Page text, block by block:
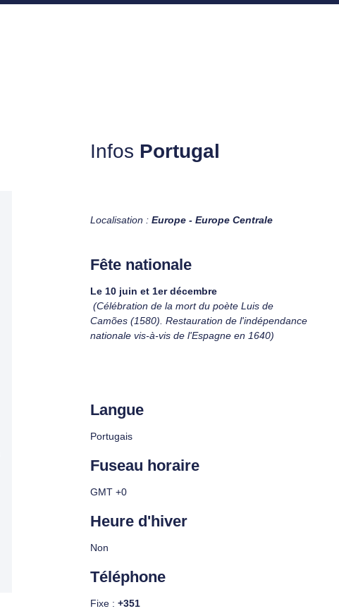
Infos Portugal
Localisation :Europe - Europe Centrale
Fête nationale
Le 10 juin et 1er décembre
(Célébration de la mort du poète Luis de
Camões (1580). Restauration de l'indépendance
nationale vis-à-vis de l'Espagne en 1640)
Langue
Portugais
Fuseau horaire
GMT +0
Heure d'hiver
Non
Téléphone
Fixe :+351